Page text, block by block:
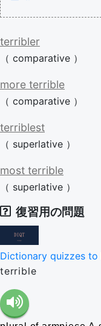
terribler
（ comparative ）
more terrible
（ comparative ）
terriblest
（ superlative ）
most terrible
（ superlative ）
復習用の問題
Dictionary quizzes to
terrible